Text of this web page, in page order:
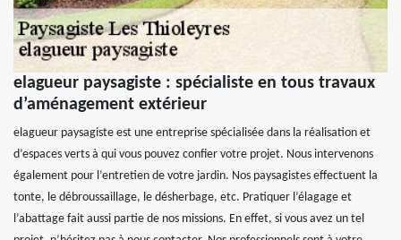
elagueur paysagiste : spécialiste en tous travaux
d’aménagement extérieur
elagueur paysagiste est une entreprise spécialisée dans la réalisation et
d’espaces verts à qui vous pouvez confier votre projet. Nous intervenons
également pour l’entretien de votre jardin. Nos paysagistes effectuent la
tonte, le débroussaillage, le désherbage, etc. Pratiquer l’élagage et
l’abattage fait aussi partie de nos missions. En effet, si vous avez un tel